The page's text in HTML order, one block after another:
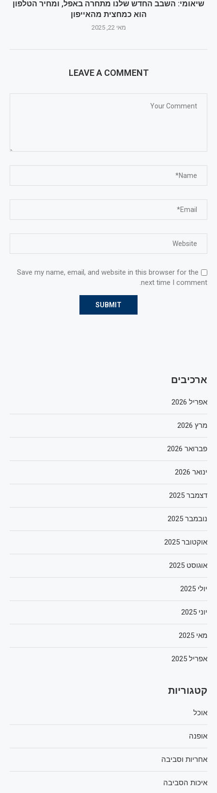
שיאומי: השבב החדש שלנו מתחרה באפל, ומחיר הטלפון
הוא כמחצית מהאייפון
מאי 22, 2025
LEAVE A COMMENT
Save my name, email, and website in this browser for the
next time I comment.
ארכיבים
אפריל 2026
מרץ 2026
פברואר 2026
ינואר 2026
דצמבר 2025
נובמבר 2025
אוקטובר 2025
אוגוסט 2025
יולי 2025
יוני 2025
מאי 2025
אפריל 2025
קטגוריות
אוכל
אופנה
אחריות וסביבה
איכות הסביבה